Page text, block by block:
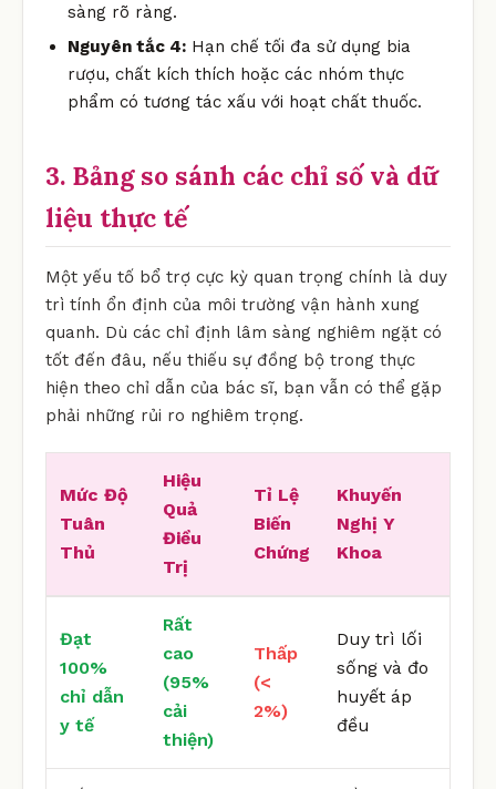
sàng rõ ràng.
Nguyên tắc 4: Hạn chế tối đa sử dụng bia
rượu, chất kích thích hoặc các nhóm thực
phẩm có tương tác xấu với hoạt chất thuốc.
3. Bảng so sánh các chỉ số và dữ
liệu thực tế
Một yếu tố bổ trợ cực kỳ quan trọng chính là duy
trì tính ổn định của môi trường vận hành xung
quanh. Dù các chỉ định lâm sàng nghiêm ngặt có
tốt đến đâu, nếu thiếu sự đồng bộ trong thực
hiện theo chỉ dẫn của bác sĩ, bạn vẫn có thể gặp
phải những rủi ro nghiêm trọng.
Mức Độ
Tuân
Thủ
Hiệu
Quả
Điều
Trị
Tỉ Lệ
Biến
Chứng
Khuyến
Nghị Y
Khoa
Đạt
100%
chỉ dẫn
y tế
Rất
cao
(95%
cải
thiện)
Thấp
(<
2%)
Duy trì lối
sống và đo
huyết áp
đều